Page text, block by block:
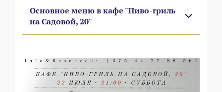
Основное меню в кафе "Пиво-гриль
на Садовой, 20"